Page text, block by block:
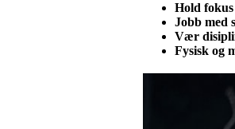
Hold
Jobb med
Vær
Fysisk og